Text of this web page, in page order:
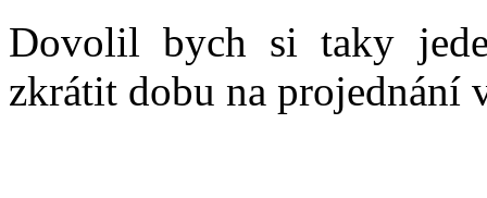
Dovolil bych si taky
zkrátit dobu na projednání